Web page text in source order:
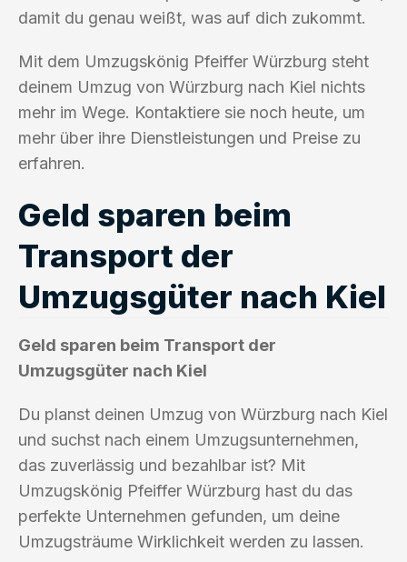
damit du genau weißt, was auf dich zukommt.
Mit dem Umzugskönig Pfeiffer Würzburg steht
deinem Umzug von Würzburg nach Kiel nichts
mehr im Wege. Kontaktiere sie noch heute, um
mehr über ihre Dienstleistungen und Preise zu
erfahren.
Geld sparen beim
Transport der
Umzugsgüter nach Kiel
Geld sparen beim Transport der
Umzugsgüter nach Kiel
Du planst deinen Umzug von Würzburg nach Kiel
und suchst nach einem Umzugsunternehmen,
das zuverlässig und bezahlbar ist? Mit
Umzugskönig Pfeiffer Würzburg hast du das
perfekte Unternehmen gefunden, um deine
Umzugsträume Wirklichkeit werden zu lassen.